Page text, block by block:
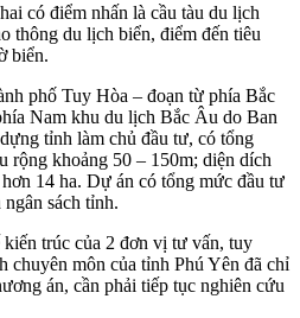
có điểm nhấn là cầu tàu du lịch
thông du lịch biển, điểm đến tiêu
biển.
phố Tuy Hòa – đoạn từ phía Bắc
Nam khu du lịch Bắc Âu do Ban
tỉnh làm chủ đầu tư, có tổng
rộng khoảng 50 – 150m; diện dích
14 ha. Dự án có tổng mức đầu tư
sách tỉnh.
trúc của 2 đơn vị tư vấn, tuy
chuyên môn của tỉnh Phú Yên đã chỉ
án, cần phải tiếp tục nghiên cứu